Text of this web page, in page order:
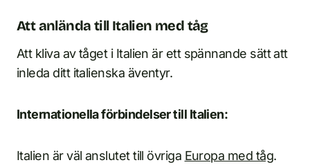
Att anlända till Italien med tåg
Att kliva av tåget i Italien är ett spännande sätt att
inleda ditt italienska äventyr.
Internationella förbindelser till Italien:
Italien är väl anslutet till övriga Europa med tåg.